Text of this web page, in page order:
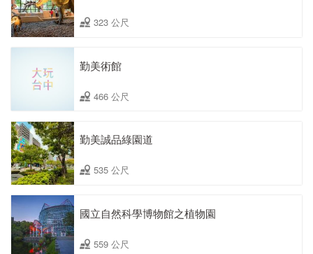
323 公尺
勤美術館
466 公尺
勤美誠品綠園道
535 公尺
國立自然科學博物館之植物園
559 公尺